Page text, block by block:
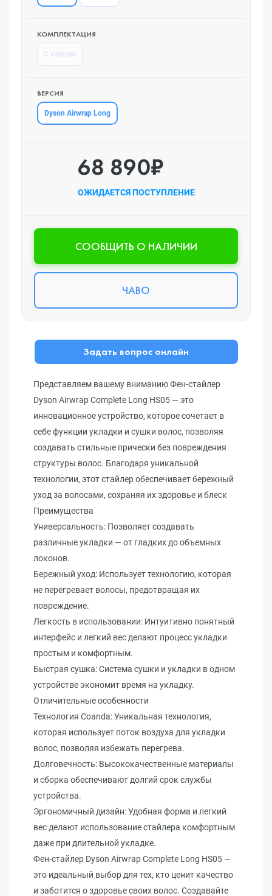
КОМПЛЕКТАЦИЯ
ВЕРСИЯ
Dyson Airwrap Long
68 890₽
ОЖИДАЕТСЯ ПОСТУПЛЕНИЕ
CООБЩИТЬ О НАЛИЧИИ
ЧАВО
Задать вопрос онлайн
Представляем вашему вниманию Фен-стайлер
Dyson Airwrap Complete Long HS05 — это
инновационное устройство, которое сочетает в
себе функции укладки и сушки волос, позволяя
создавать стильные прически без повреждения
структуры волос. Благодаря уникальной
технологии, этот стайлер обеспечивает бережный
уход за волосами, сохраняя их здоровье и блеск
Преимущества
Универсальность: Позволяет создавать
различные укладки — от гладких до объемных
локонов.
Бережный уход: Использует технологию, которая
не перегревает волосы, предотвращая их
повреждение.
Легкость в использовании: Интуитивно понятный
интерфейс и легкий вес делают процесс укладки
простым и комфортным.
Быстрая сушка: Система сушки и укладки в одном
устройстве экономит время на укладку.
Отличительные особенности
Технология Coanda: Уникальная технология,
которая использует поток воздуха для укладки
волос, позволяя избежать перегрева.
Долговечность: Высококачественные материалы
и сборка обеспечивают долгий срок службы
устройства.
Эргономичный дизайн: Удобная форма и легкий
вес делают использование стайлера комфортным
даже при длительной укладке.
Фен-стайлер Dyson Airwrap Complete Long HS05 —
это идеальный выбор для тех, кто ценит качество
и заботится о здоровье своих волос. Создавайте